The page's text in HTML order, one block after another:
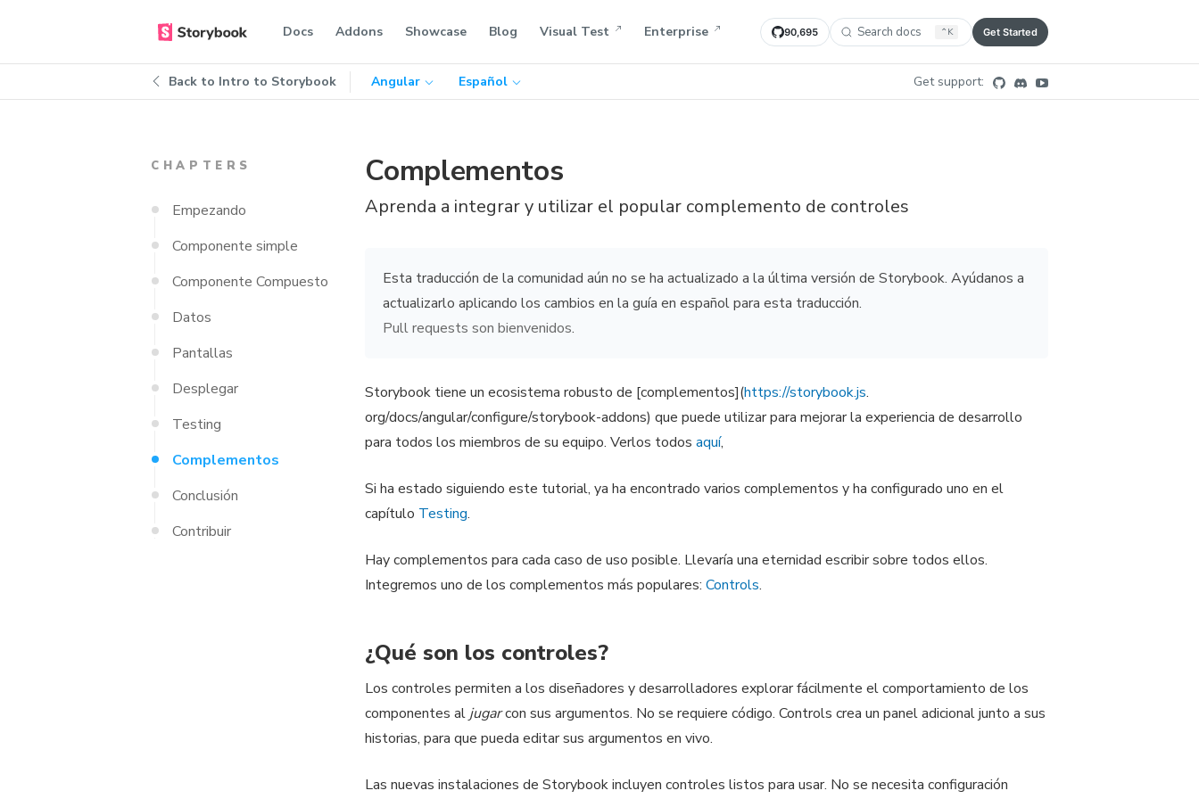
Docs Addons Showcase Blog Visual Test Enterprise 90,695 Search docs ⌃ K Get Started
Back to Intro to Storybook Angular Español Get support:
CHAPTERS
Empezando
Componente simple
Componente Compuesto
Datos
Pantallas
Desplegar
Testing
Complementos
Conclusión
Contribuir
Complementos
Aprenda a integrar y utilizar el popular complemento de controles
Esta traducción de la comunidad aún no se ha actualizado a la última versión de Storybook. Ayúdanos a
actualizarlo aplicando los cambios en la guía en español para esta traducción.
Pull requests son bienvenidos.
Storybook tiene un ecosistema robusto de [complementos](https://storybook.js.
org/docs/angular/configure/storybook-addons) que puede utilizar para mejorar la experiencia de desarrollo
para todos los miembros de su equipo. Verlos todosaquí,
Si ha estado siguiendo este tutorial, ya ha encontrado varios complementos y ha configurado uno en el
capítulo Testing.
Hay complementos para cada caso de uso posible. Llevaría una eternidad escribir sobre todos ellos.
Integremos uno de los complementos más populares:Controls.
¿Qué son los controles?
Los controles permiten a los diseñadores y desarrolladores explorar fácilmente el comportamiento de los
componentes al jugarcon sus argumentos. No se requiere código. Controls crea un panel adicional junto a sus
historias, para que pueda editar sus argumentos en vivo.
Las nuevas instalaciones de Storybook incluyen controles listos para usar. No se necesita configuración